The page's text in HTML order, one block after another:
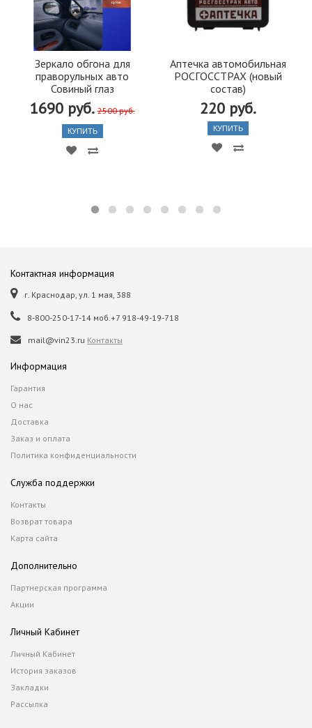
Зеркало обгона для
праворульных авто
Совиный глаз
1690 руб. 2500 руб.
КУПИТЬ
Аптечка автомобильная
РОСГОССТРАХ (новый
состав)
220 руб.
КУПИТЬ
Контактная информация
г. Краснодар, ул. 1 мая, 388
8-800-250-17-14 моб.+7 918-49-19-718
mail@vin23.ru Контакты
Информация
Гарантия
О нас
Доставка
Заказ и оплата
Политика конфиденциальности
Служба поддержки
Контакты
Возврат товара
Карта сайта
Дополнительно
Партнерская программа
Акции
Личный Кабинет
Личный Кабинет
История заказов
Закладки
Рассылка